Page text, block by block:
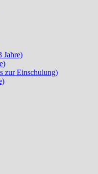
Jahre)
zur Einschulung)